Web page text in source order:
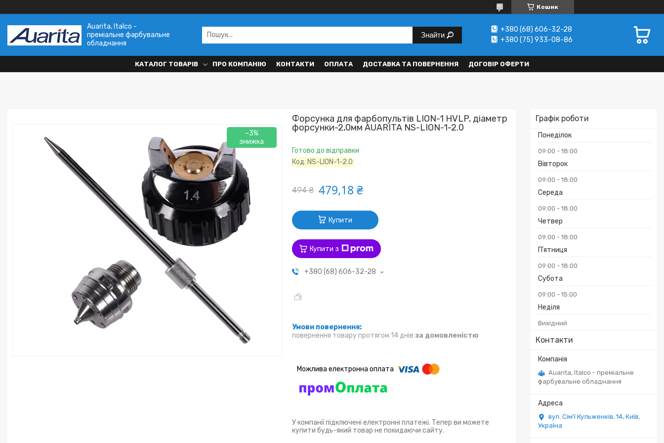
Кошик
Auarita, Italco -
преміальне фарбувальне
обладнання
Знайти
+380 (68) 606-32-28
+380 (75) 933-08-86
КАТАЛОГ ТОВАРІВ ПРО КОМПАНІЮ КОНТАКТИ ОПЛАТА ДОСТАВКА ТА ПОВЕРНЕННЯ ДОГОВІР ОФЕРТИ
Графік роботи
Понеділок
09:00 18:00
Вівторок
09:00 18:00
Середа
09:00 18:00
Четвер
09:00 18:00
Пʼятниця
09:00 18:00
Субота
09:00 15:00
Неділя
Вихідний
Контакти
Auarita, Italco - преміальне
фарбувальне обладнання
вул. Сім'ї Кульженків, 14, Київ,
Україна
–3%
Форсунка для фарбопультів LION-1 HVLP, діаметр
форсунки-2,0мм AUARITA NS-LION-1-2.0
Готово до відправки
Код: NS-LION-1-2.0
494 ₴ 479,18 ₴
Купити
Купити з
+380 (68) 606-32-28
повернення товару протягом 14 днів за домовленістю
У компанії підключені електронні платежі. Тепер ви можете
купити будь-який товар не покидаючи сайту.